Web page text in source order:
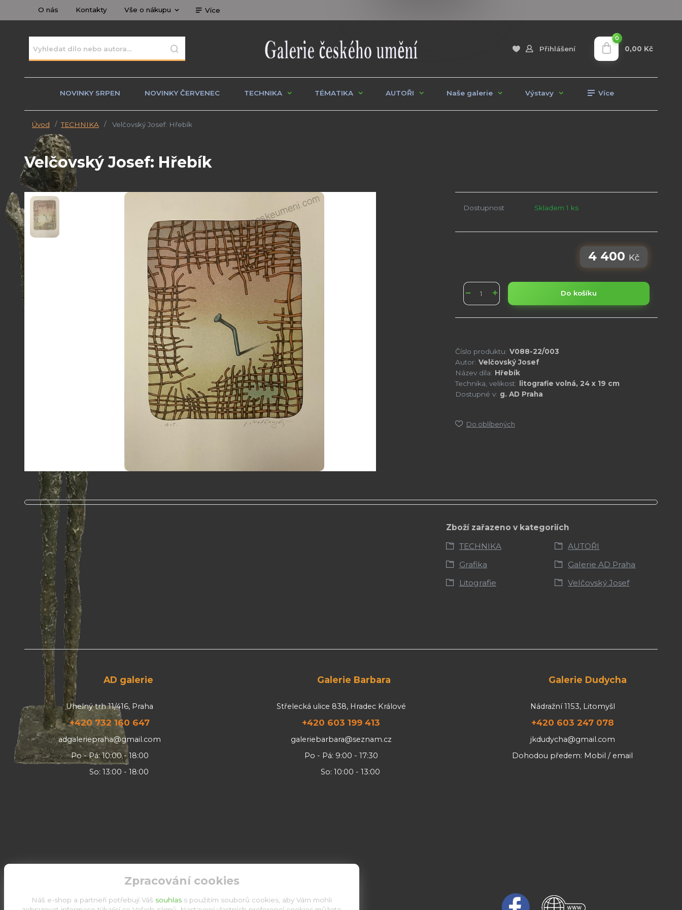
O nás Kontakty Vše o nákupu Více
Přihlášení
0
0,00 Kč
NOVINKY SRPEN NOVINKY ČERVENEC TECHNIKA TÉMATIKA AUTOŘI Naše galerie Výstavy Více
Úvod TECHNIKA Velčovský Josef: Hřebík
Velčovský Josef: Hřebík
Dostupnost Skladem 1 ks
4 400 Kč
Do košíku
Číslo produktu: V088-22/003
Autor: Velčovský Josef
Název díla: Hřebík
Technika, velikost:
litografie volná, 24 x 19 cm
Dostupné v: g. AD Praha
Do oblíbených
Zboží zařazeno v kategoriích
TECHNIKA
AUTOŘI
Grafika
Galerie AD Praha
Litografie
Velčovský Josef
AD galerie
Uhelný trh 11/416, Praha
+420 732 160 647
adgaleriepraha@gmail.com
Po - Pá: 10:00 - 18:00
So: 13:00 - 18:00
Galerie Barbara
Střelecká ulice 838, Hradec Králové
+420 603 199 413
galeriebarbara@seznam.cz
Po - Pá: 9:00 - 17:30
So: 10:00 - 13:00
Galerie Dudycha
Nádražní 1153, Litomyšl
+420 603 247 078
jkdudycha@gmail.com
Dohodou předem: Mobil / email
Zpracování cookies
Náš e-shop a partneři potřebují Váš souhlas s použitím souborů cookies, aby Vám mohli